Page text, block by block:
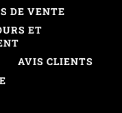
DE VENTE
ET
AVIS CLIENTS